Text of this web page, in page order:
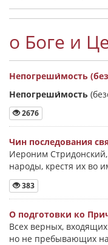
о Боге и
Непогреши́мость
Непогреши́мость
2676
Чин последования
Иероним Стридонский,
народы, крестя их во
383
О подготовки ко
Всех верных,
но не пребывающих